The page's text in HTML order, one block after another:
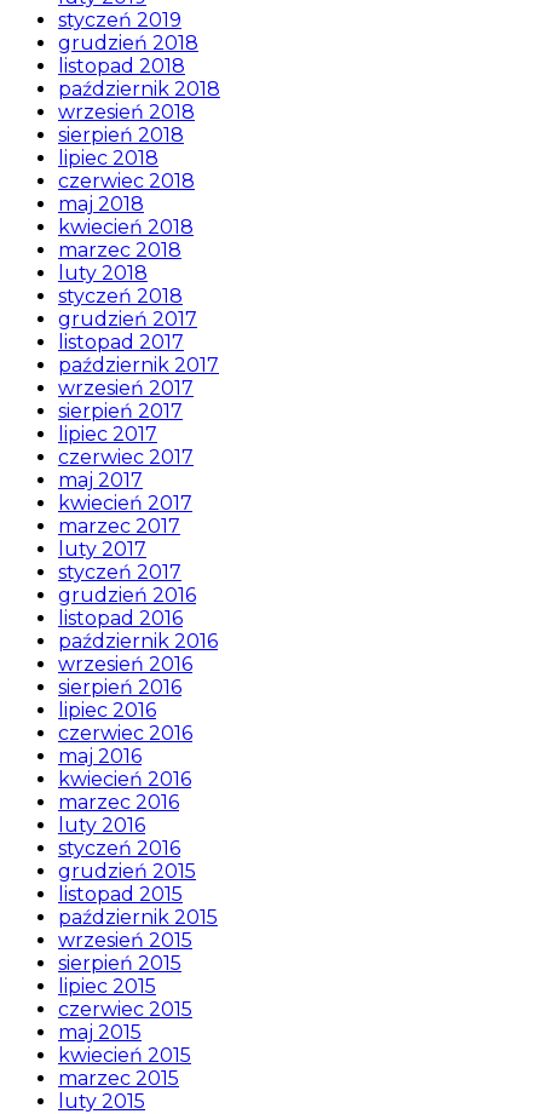
styczeń 2019
grudzień 2018
listopad 2018
październik 2018
wrzesień 2018
sierpień 2018
lipiec 2018
czerwiec 2018
maj 2018
kwiecień 2018
marzec 2018
luty 2018
styczeń 2018
grudzień 2017
listopad 2017
październik 2017
wrzesień 2017
sierpień 2017
lipiec 2017
czerwiec 2017
maj 2017
kwiecień 2017
marzec 2017
luty 2017
styczeń 2017
grudzień 2016
listopad 2016
październik 2016
wrzesień 2016
sierpień 2016
lipiec 2016
czerwiec 2016
maj 2016
kwiecień 2016
marzec 2016
luty 2016
styczeń 2016
grudzień 2015
listopad 2015
październik 2015
wrzesień 2015
sierpień 2015
lipiec 2015
czerwiec 2015
maj 2015
kwiecień 2015
marzec 2015
luty 2015